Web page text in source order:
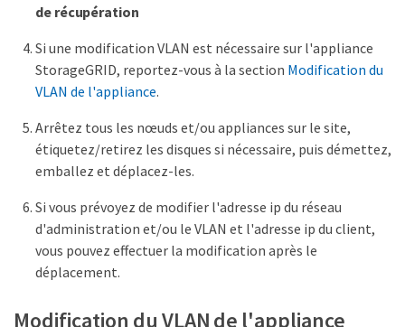
de récupération
Si une modification VLAN est nécessaire sur l'appliance
StorageGRID, reportez-vous à la section Modification du
VLAN de l'appliance.
Arrêtez tous les nœuds et/ou appliances sur le site,
étiquetez/retirez les disques si nécessaire, puis démettez,
emballez et déplacez-les.
Si vous prévoyez de modifier l'adresse ip du réseau
d'administration et/ou le VLAN et l'adresse ip du client,
vous pouvez effectuer la modification après le
déplacement.
Modification du VLAN de l'appliance